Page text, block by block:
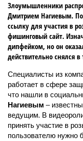
Злоумышленники
Дмитрием Нагиевым.
ссылку для участия в
фишинговый сайт.
дипфейком, но он
действительно снялся
Специалисты из
работает в сфере
что нашли в
Нагиевым –
ведущим. В
принять участие в
пользователю нужно